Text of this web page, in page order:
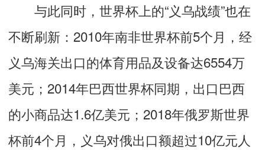
与此同时，世界杯上的“义乌战绩”也在
不断刷新：2010年南非世界杯前5个月，经
义乌海关出口的体育用品及设备达6554万
美元；2014年巴西世界杯同期，出口巴西
的小商品达1.6亿美元；2018年俄罗斯世界
杯前4个月，义乌对俄出口额超过10亿元人